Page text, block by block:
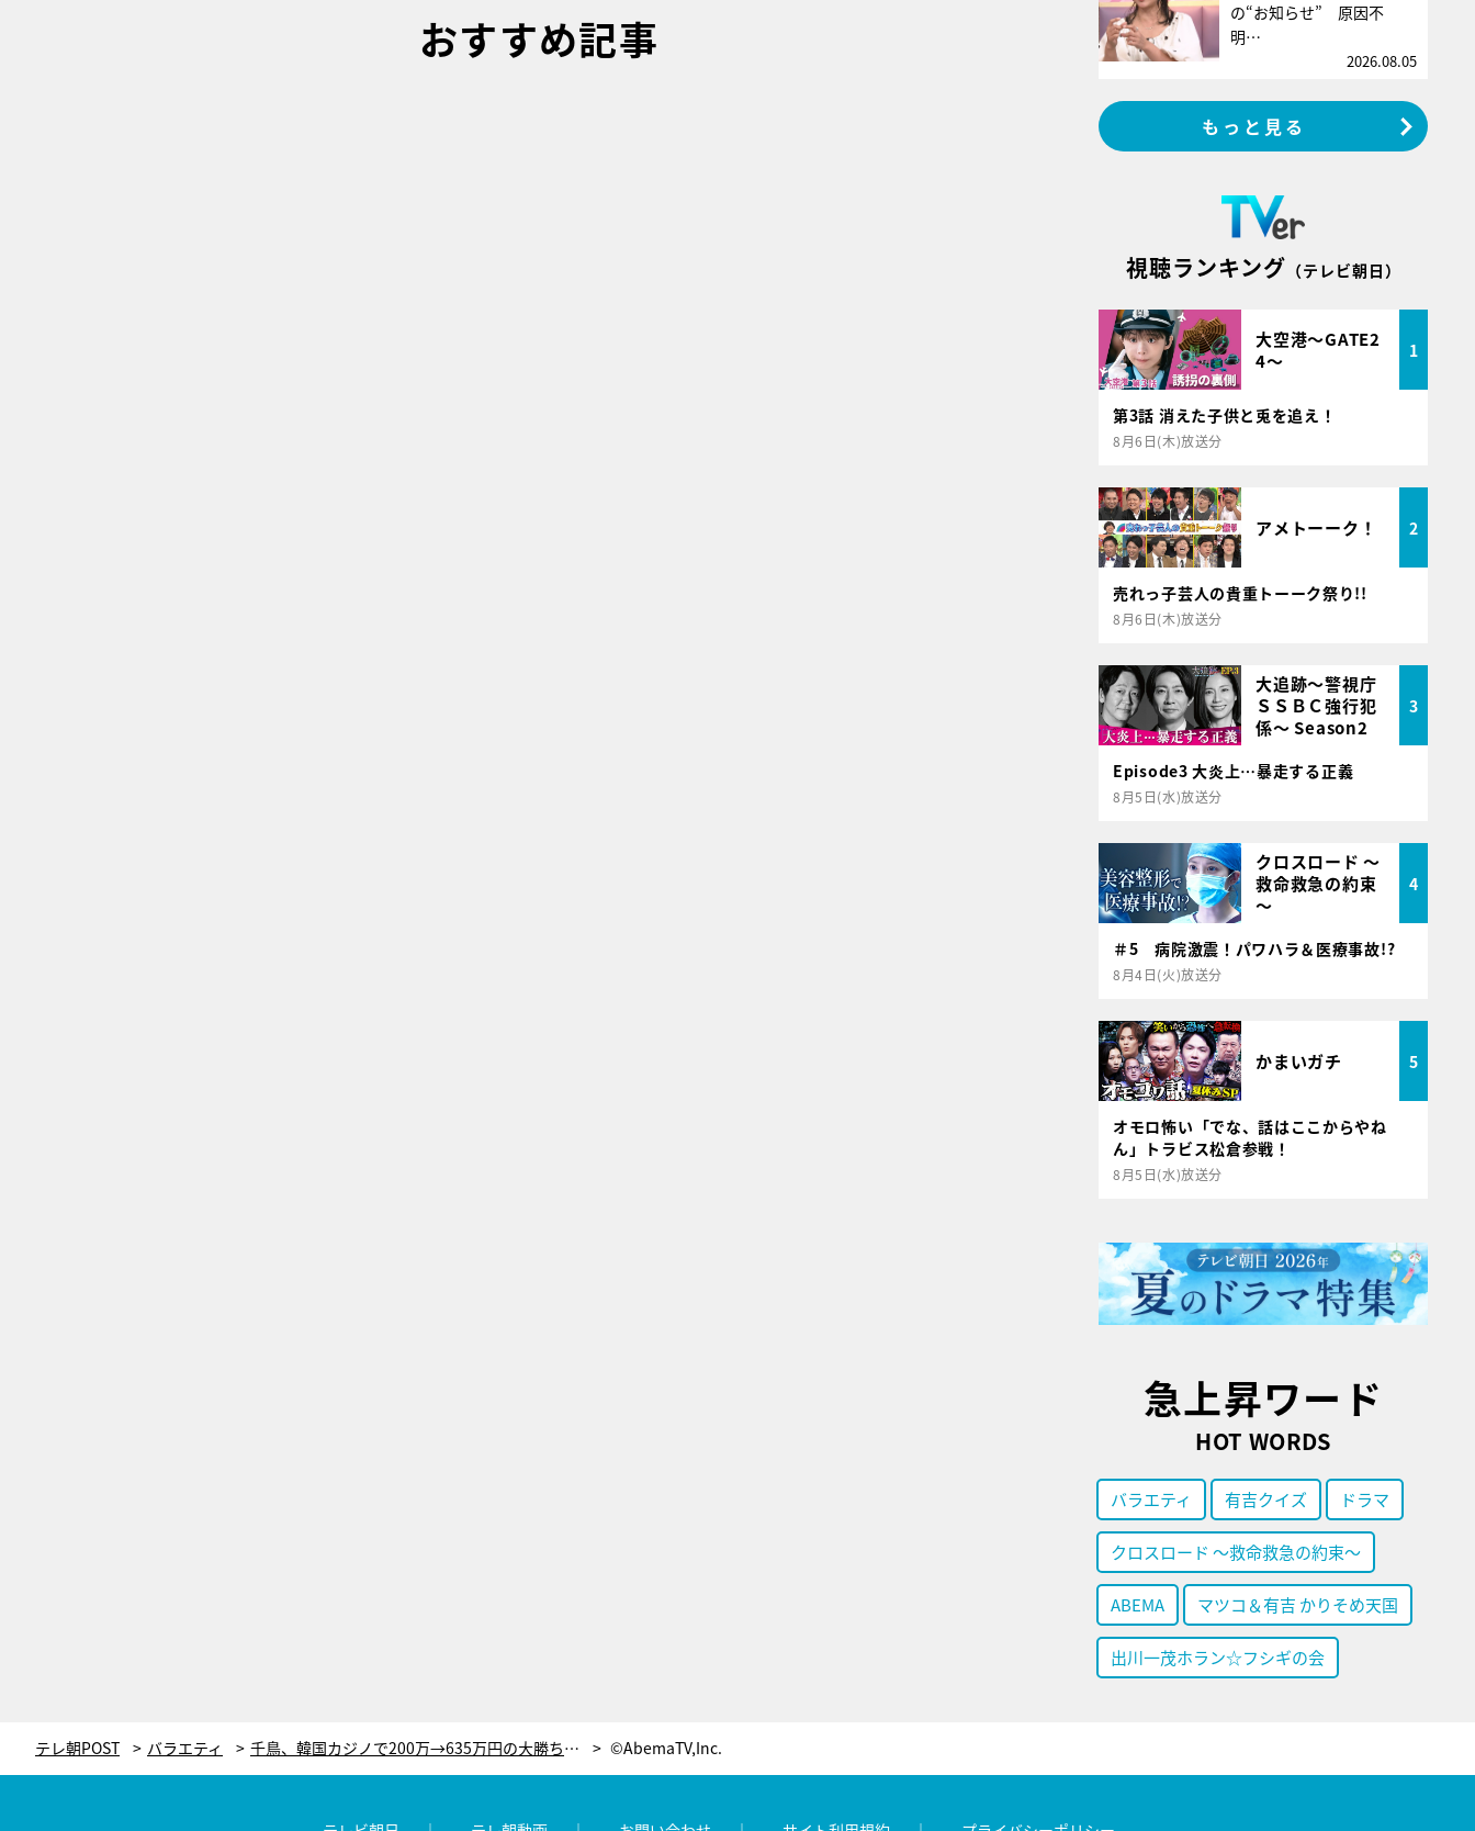
おすすめ記事
の“お知らせ” 原因不
明…
2026.08.05
もっと見る
視聴ランキング （テレビ朝日）
大空港～GATE2
4～
1
第3話 消えた子供と兎を追え！
8月6日(木)放送分
アメトーーク！ 2
売れっ子芸人の貴重トーーク祭り!!
8月6日(木)放送分
大追跡～警視庁
ＳＳＢＣ強行犯
係～ Season2
3
Episode3 大炎上…暴走する正義
8月5日(水)放送分
クロスロード ～
救命救急の約束
～
4
＃5 病院激震！パワハラ＆医療事故!?
8月4日(火)放送分
かまいガチ 5
オモロ怖い「でな、話はここからやね
ん」トラビス松倉参戦！
8月5日(水)放送分
急上昇ワード
HOT WORDS
バラエティ 有吉クイズ ドラマ
クロスロード ～救命救急の約束～
ABEMA マツコ＆有吉 かりそめ天国
出川一茂ホラン☆フシギの会
テレ朝POST バラエティ 千鳥、韓国カジノで200万→635万円の大勝ち！しかし目標は1000万…最後はノブが大悟を抱きしめる結末に ©AbemaTV,Inc.